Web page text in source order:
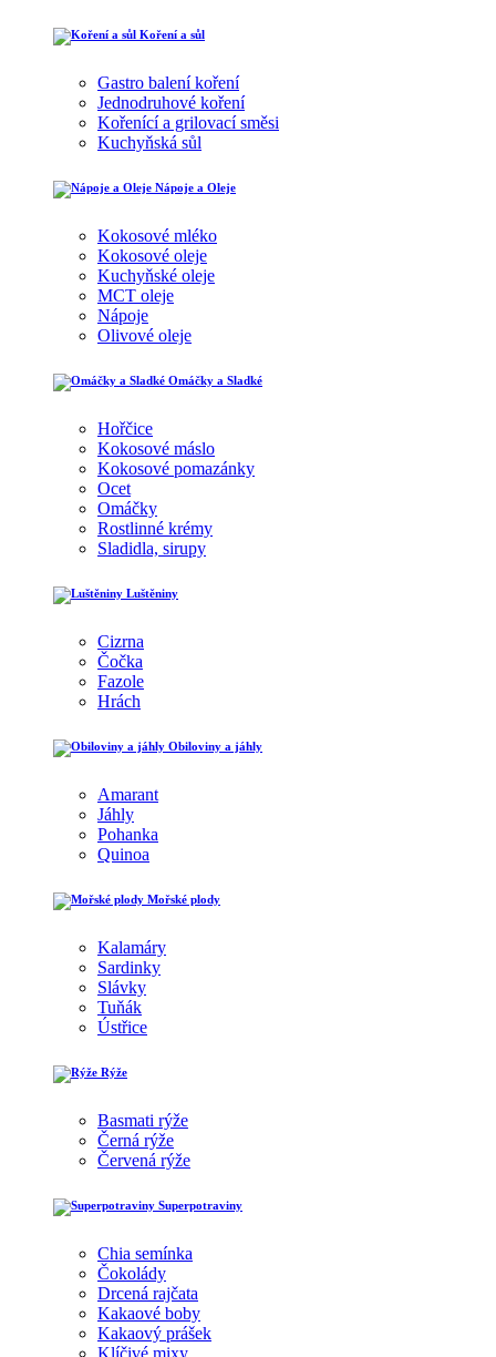
Koření a sůl
Gastro balení koření
Jednodruhové koření
Kořenící a grilovací směsi
Kuchyňská sůl
Nápoje a Oleje
Kokosové mléko
Kokosové oleje
Kuchyňské oleje
MCT oleje
Nápoje
Olivové oleje
Omáčky a Sladké
Hořčice
Kokosové máslo
Kokosové pomazánky
Ocet
Omáčky
Rostlinné krémy
Sladidla, sirupy
Luštěniny
Cizrna
Čočka
Fazole
Hrách
Obiloviny a jáhly
Amarant
Jáhly
Pohanka
Quinoa
Mořské plody
Kalamáry
Sardinky
Slávky
Tuňák
Ústřice
Rýže
Basmati rýže
Černá rýže
Červená rýže
Superpotraviny
Chia semínka
Čokolády
Drcená rajčata
Kakaové boby
Kakaový prášek
Klíčivé mixy